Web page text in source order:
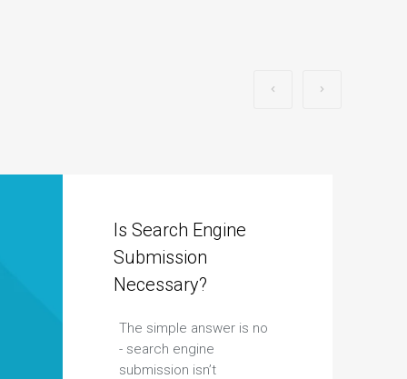
Is Search Engine
Submission
Necessary?
The simple answer is no
- search engine
submission isn’t